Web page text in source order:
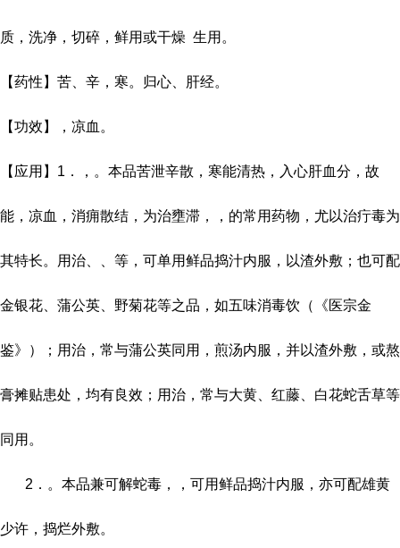
质，洗净，切碎，鲜用或干燥 生用。
【药性】苦、辛，寒。归心、肝经。
【功效】，凉血。
【应用】 1 ．，。本品苦泄辛散，寒能清热，入心肝血分，故
能，凉血，消痈散结，为治壅滞，，的常用药物，尤以治疔毒为
其特长。用治、、等，可单用鲜品捣汁内服，以渣外敷；也可配
金银花、蒲公英、野菊花等之品，如五味消毒饮（《医宗金
鉴》）；用治，常与蒲公英同用，煎汤内服，并以渣外敷，或熬
膏摊贴患处，均有良效；用治，常与大黄、红藤、白花蛇舌草等
同用。
2 ．。本品兼可解蛇毒，，可用鲜品捣汁内服，亦可配雄黄
少许，捣烂外敷。